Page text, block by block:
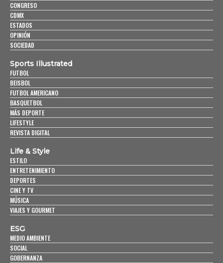
CONGRESO
CDMX
ESTADOS
OPINIÓN
SOCIEDAD
Sports Illustrated
FUTBOL
BEISBOL
FUTBOL AMERICANO
BASQUETBOL
MÁS DEPORTE
LIFESTYLE
REVISTA DIGITAL
Life & Style
ESTILO
ENTRETENIMIENTO
DEPORTES
CINE Y TV
MÚSICA
VIAJES Y GOURMET
ESG
MEDIO AMBIENTE
SOCIAL
GOBERNANZA